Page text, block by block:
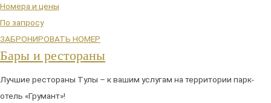
Номера и цены
По запросу
ЗАБРОНИРОВАТЬ НОМЕР
Бары и рестораны
Лучшие рестораны Тулы – к вашим услугам на территории парк-
отель «Грумант»!